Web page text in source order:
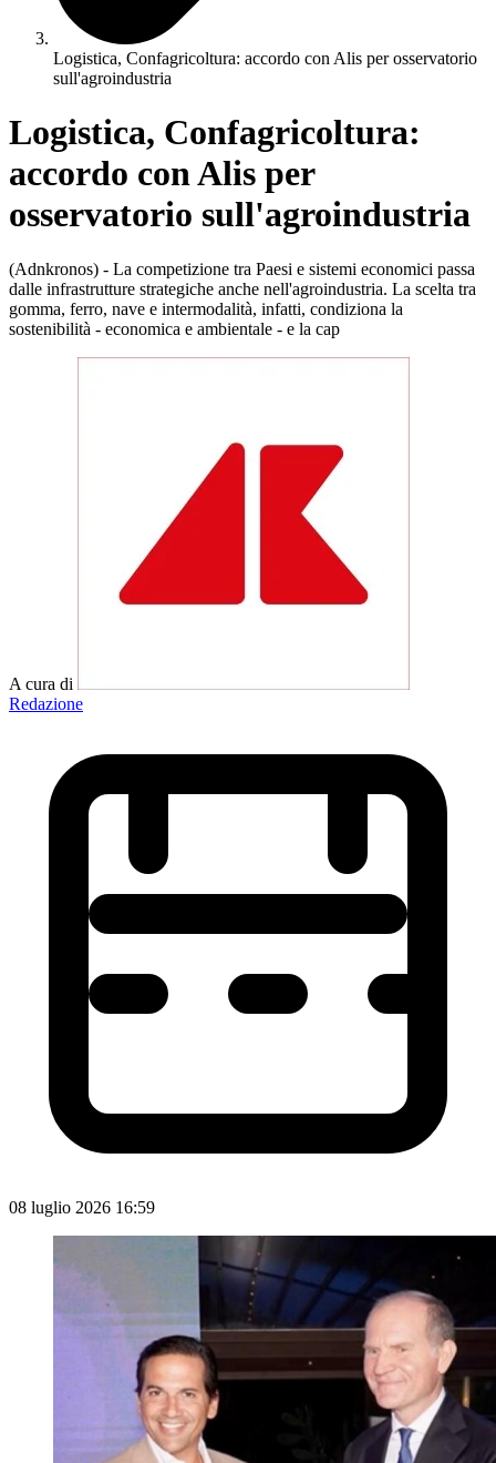
Logistica, Confagricoltura: accordo con Alis per osservatorio
sull'agroindustria
Logistica, Confagricoltura:
accordo con Alis per
osservatorio sull'agroindustria
(Adnkronos) - La competizione tra Paesi e sistemi economici passa
dalle infrastrutture strategiche anche nell'agroindustria. La scelta tra
gomma, ferro, nave e intermodalità, infatti, condiziona la
sostenibilità - economica e ambientale - e la cap
A cura di
Redazione
08 luglio 2026 16:59